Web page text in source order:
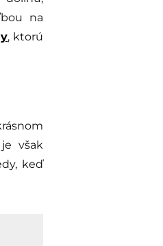
na
, ktorú
však
keď